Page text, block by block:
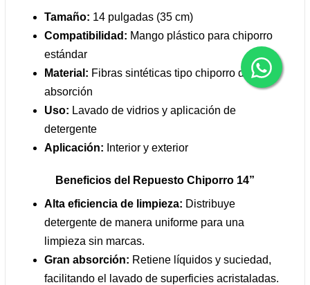
Tamaño: 14 pulgadas (35 cm)
Compatibilidad: Mango plástico para chiporro
estándar
Material: Fibras sintéticas tipo chiporro de alta
absorción
Uso: Lavado de vidrios y aplicación de
detergente
Aplicación: Interior y exterior
Beneficios del Repuesto Chiporro 14”
Alta eficiencia de limpieza: Distribuye
detergente de manera uniforme para una
limpieza sin marcas.
Gran absorción: Retiene líquidos y suciedad,
facilitando el lavado de superficies acristaladas.